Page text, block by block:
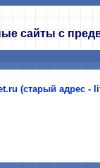
сайты с
(старый адрес -